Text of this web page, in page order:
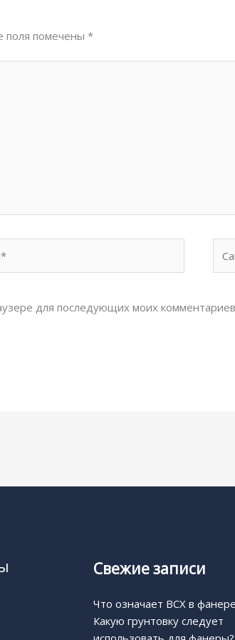
поля помечены*
для последующих моих
Свежие записи
Что означает BCX в
Какую грунтовку следует